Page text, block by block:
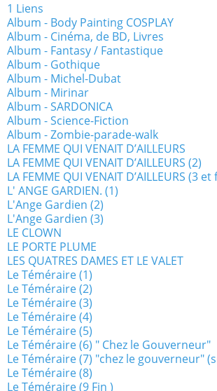
1 Liens
Album - Body Painting COSPLAY
Album - Cinéma, de BD, Livres
Album - Fantasy / Fantastique
Album - Gothique
Album - Michel-Dubat
Album - Mirinar
Album - SARDONICA
Album - Science-Fiction
Album - Zombie-parade-walk
LA FEMME QUI VENAIT D’AILLEURS
LA FEMME QUI VENAIT D’AILLEURS (2)
LA FEMME QUI VENAIT D’AILLEURS (3 et
L' ANGE GARDIEN. (1)
L'Ange Gardien (2)
L'Ange Gardien (3)
LE CLOWN
LE PORTE PLUME
LES QUATRES DAMES ET LE VALET
Le Téméraire (1)
Le Téméraire (2)
Le Téméraire (3)
Le Téméraire (4)
Le Téméraire (5)
Le Téméraire (6) " Chez le Gouverneur"
Le Téméraire (7) "chez le gouverneur"
Le Téméraire (8)
Le Téméraire (9 Fin )